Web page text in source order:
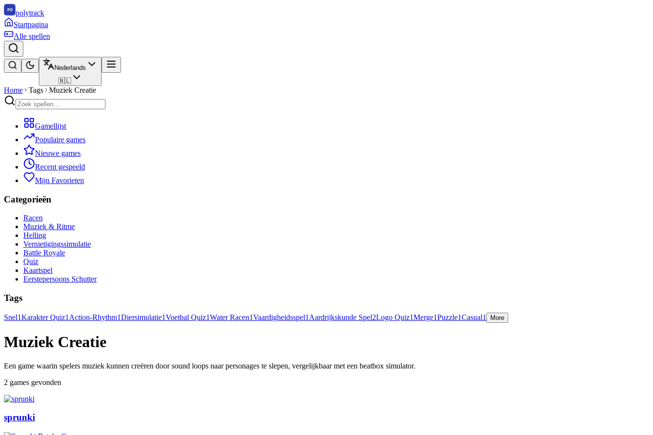
polytrack
Startpagina
Alle spellen
Nederlands
🇳🇱
Home Tags Muziek Creatie
Gamellijst
Populaire games
Nieuwe games
Recent gespeeld
Mijn Favorieten
Categorieën
Racen
Muziek & Ritme
Helling
Vernietigingssimulatie
Battle Royale
Quiz
Kaartspel
Eerstepersoons Schutter
Tags
Snel1Karakter Quiz1 Action-Rhythm1Diersimulatie1Voetbal Quiz1Water Racen1Vaardigheidsspel1 Aardrijkskunde Spel2Logo Quiz1Merge1Puzzle1Casual1 More
Muziek Creatie
Een game waarin spelers muziek kunnen creëren door sound loops naar personages te slepen, vergelijkbaar met een beatbox simulator.
2 games gevonden
sprunki